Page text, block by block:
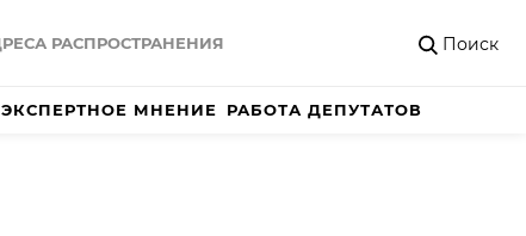
РАСПРОСТРАНЕНИЯ Поиск
ЭКСПЕРТНОЕ МНЕНИЕ РАБОТА ДЕПУТАТОВ